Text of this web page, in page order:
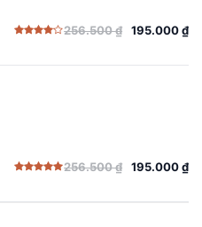
hạng
256.500₫ 195.000₫
5 sao
256.500₫ 195.000₫